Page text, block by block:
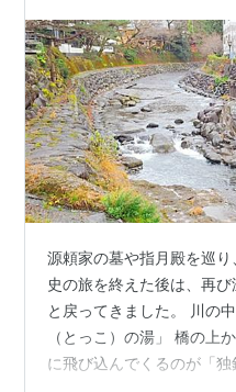
源頼家の墓や指月殿を巡
史の旅を終えた後は、再
と戻ってきました。 川の
（とっこ）の湯」 橋の上
に飛び込んでくるのが「